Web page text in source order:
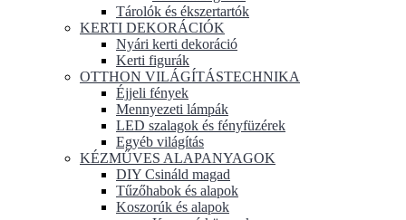
Tárolók és ékszertartók
KERTI DEKORÁCIÓK
Nyári kerti dekoráció
Kerti figurák
OTTHON VILÁGÍTÁSTECHNIKA
Éjjeli fények
Mennyezeti lámpák
LED szalagok és fényfüzérek
Egyéb világítás
KÉZMŰVES ALAPANYAGOK
DIY Csináld magad
Tűzőhabok és alapok
Koszorúk és alapok